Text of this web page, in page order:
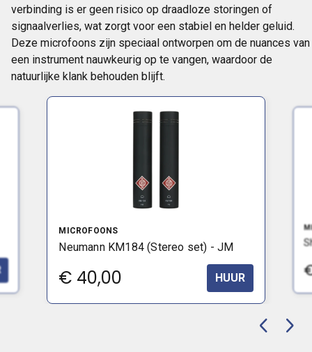
verbinding is er geen risico op draadloze storingen of
signaalverlies, wat zorgt voor een stabiel en helder geluid.
Deze microfoons zijn speciaal ontworpen om de nuances van
een instrument nauwkeurig op te vangen, waardoor de
natuurlijke klank behouden blijft.
MICROFOONS
Neumann KM184 (Stereo set) - JM
€ 40,00 HUUR